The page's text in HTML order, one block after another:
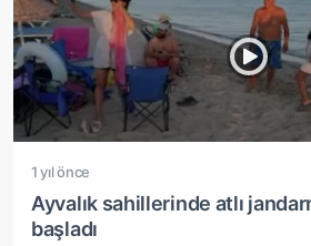
1 yıl önce
Ayvalık sahillerinde atlı
başladı